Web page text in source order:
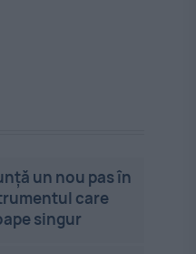
un nou pas în
care
singur